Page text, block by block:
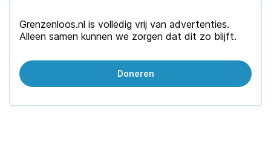
Grenzenloos.nl is volledig vrij van advertenties.
Alleen samen kunnen we zorgen dat dit zo blijft.
Doneren